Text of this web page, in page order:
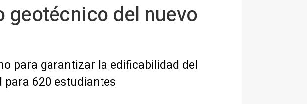
geotécnico del nuevo
para garantizar la edificabilidad del
para 620 estudiantes